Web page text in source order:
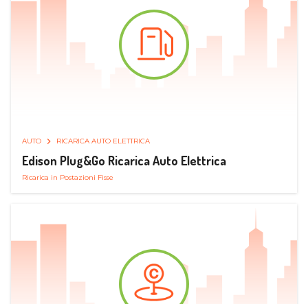
AUTO RICARICA AUTO ELETTRICA
Edison Plug&Go Ricarica Auto Elettrica
Ricarica in Postazioni Fisse